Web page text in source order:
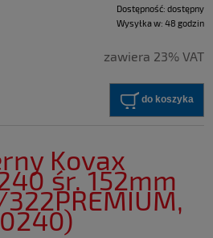
Dostępność: dostępny
Wysyłka w: 48 godzin
zawiera 23% VAT
do koszyka
Kovax
śr. 152mm